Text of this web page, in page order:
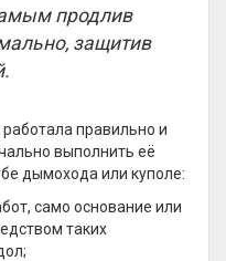
продлив
защитив
правильно и
выполнить её
дымохода или куполе:
само основание или
таких